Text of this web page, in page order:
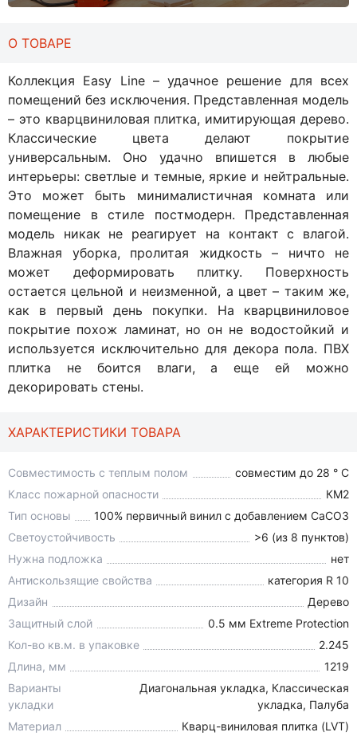
О ТОВАРЕ
Коллекция Easy Line – удачное решение для всех
помещений без исключения. Представленная модель
– это кварцвиниловая плитка, имитирующая дерево.
Классические цвета делают покрытие
универсальным. Оно удачно впишется в любые
интерьеры: светлые и темные, яркие и нейтральные.
Это может быть минималистичная комната или
помещение в стиле постмодерн. Представленная
модель никак не реагирует на контакт с влагой.
Влажная уборка, пролитая жидкость – ничто не
может деформировать плитку. Поверхность
остается цельной и неизменной, а цвет – таким же,
как в первый день покупки. На кварцвиниловое
покрытие похож ламинат, но он не водостойкий и
используется исключительно для декора пола. ПВХ
плитка не боится влаги, а еще ей можно
декорировать стены.
ХАРАКТЕРИСТИКИ ТОВАРА
Совместимость с теплым полом
совместим до 28 ° C
Класс пожарной опасности
КМ2
Тип основы
100% первичный винил с добавлением СаСО3
Светоустойчивость
>6 (из 8 пунктов)
Нужна подложка
нет
Антискользящие свойства
категория R 10
Дизайн
Дерево
Защитный слой
0.5 мм Extreme Protection
Кол-во кв.м. в упаковке
2.245
Длина, мм
1219
Варианты
укладки
Диагональная укладка, Классическая
укладка, Палуба
Материал
Кварц-виниловая плитка (LVT)